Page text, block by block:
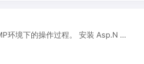
环境下的操作过程。 安装 Asp.N ...